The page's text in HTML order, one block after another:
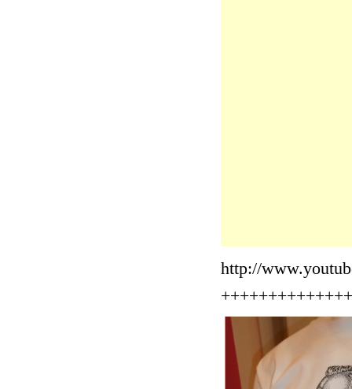
http://